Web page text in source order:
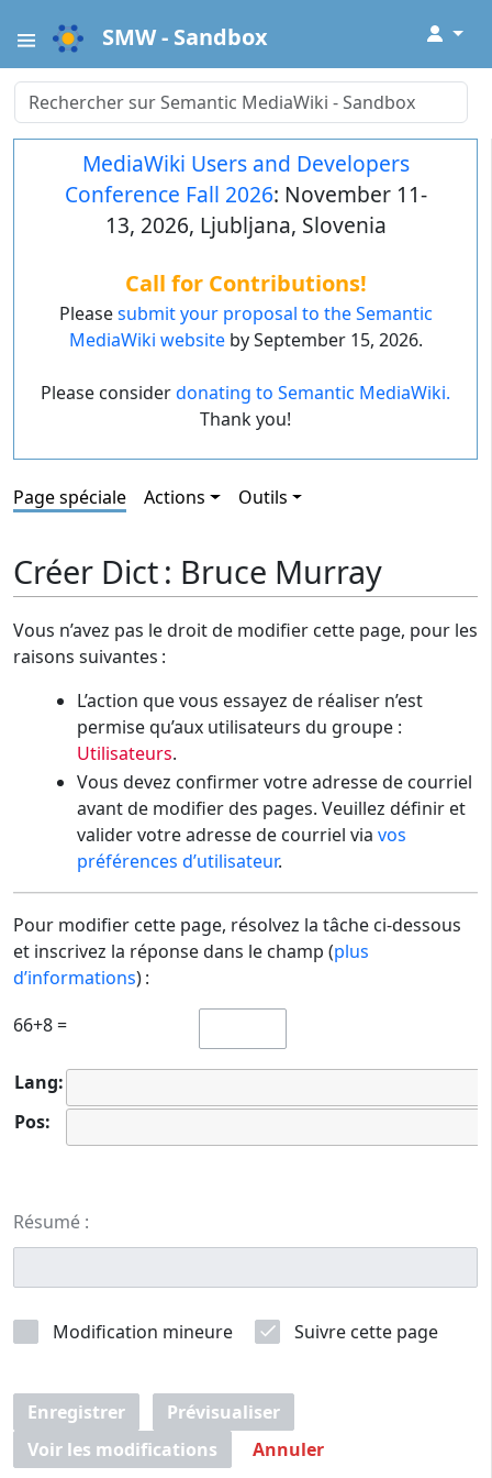
SMW - Sandbox ↓
MediaWiki Users and Developers
Conference Fall 2026: November 11-
13, 2026, Ljubljana, Slovenia
Call for Contributions!
Pleasesubmit your proposal to the Semantic
MediaWiki websiteby September 15, 2026.
Please considerdonating to Semantic MediaWiki.
Thank you!
Page spéciale Actions Outils
Créer Dict : Bruce Murray
Vous n’avez pas le droit de modifier cette page, pour les
raisons suivantes :
L’action que vous essayez de réaliser n’est
permise qu’aux utilisateurs du groupe :
Utilisateurs.
Vous devez confirmer votre adresse de courriel
avant de modifier des pages. Veuillez définir et
valider votre adresse de courriel via vos
préférences d’utilisateur.
Pour modifier cette page, résolvez la tâche ci-dessous
et inscrivez la réponse dans le champ (plus
d’informations) :
66+8 =
Lang:
Pos:
Résumé :
Modification mineure Suivre cette page
Enregistrer
Prévisualiser
Voir les modifications
Annuler